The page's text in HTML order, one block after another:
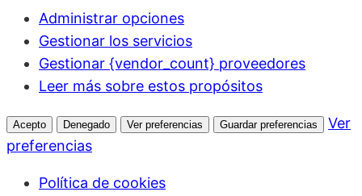
Administrar opciones
Gestionar los servicios
Gestionar {vendor_count} proveedores
Leer más sobre estos propósitos
Acepto Denegado Ver preferencias Guardar preferencias
Ver
preferencias
Política de cookies